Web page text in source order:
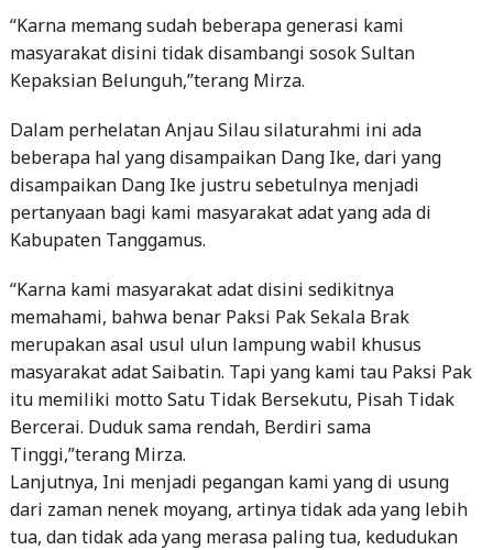
“Karna memang sudah beberapa generasi kami
masyarakat disini tidak disambangi sosok Sultan
Kepaksian Belunguh,”terang Mirza.
Dalam perhelatan Anjau Silau silaturahmi ini ada
beberapa hal yang disampaikan Dang Ike, dari yang
disampaikan Dang Ike justru sebetulnya menjadi
pertanyaan bagi kami masyarakat adat yang ada di
Kabupaten Tanggamus.
“Karna kami masyarakat adat disini sedikitnya
memahami, bahwa benar Paksi Pak Sekala Brak
merupakan asal usul ulun lampung wabil khusus
masyarakat adat Saibatin. Tapi yang kami tau Paksi Pak
itu memiliki motto Satu Tidak Bersekutu, Pisah Tidak
Bercerai. Duduk sama rendah, Berdiri sama
Tinggi,”terang Mirza.
Lanjutnya, Ini menjadi pegangan kami yang di usung
dari zaman nenek moyang, artinya tidak ada yang lebih
tua, dan tidak ada yang merasa paling tua, kedudukan